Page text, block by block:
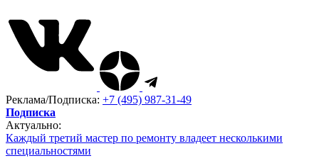
Реклама/Подписка: +7 (495) 987-31-49
Подписка
Актуально:
Каждый третий мастер по ремонту владеет несколькими
специальностями